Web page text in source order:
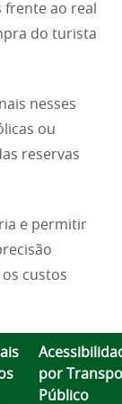
ao real
do turista
nesses
ou
reservas
e permitir
custos
por
Público